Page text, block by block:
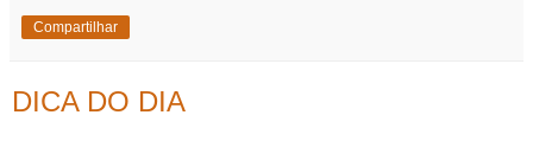
Compartilhar
DICA DO DIA